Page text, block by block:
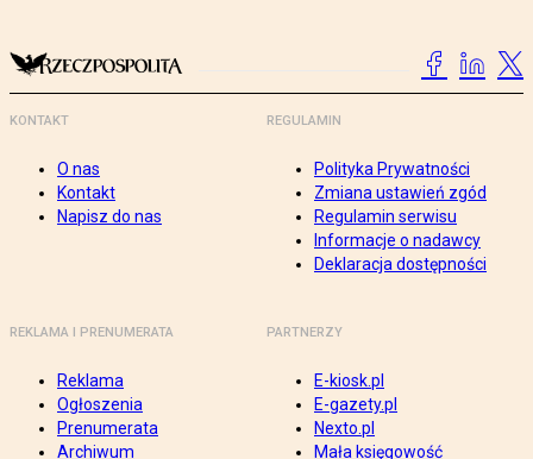
KONTAKT
O nas
Kontakt
Napisz do nas
REGULAMIN
Polityka Prywatności
Zmiana ustawień zgód
Regulamin serwisu
Informacje o nadawcy
Deklaracja dostępności
REKLAMA I PRENUMERATA
Reklama
Ogłoszenia
Prenumerata
Archiwum
PARTNERZY
E-kiosk.pl
E-gazety.pl
Nexto.pl
Mała księgowość